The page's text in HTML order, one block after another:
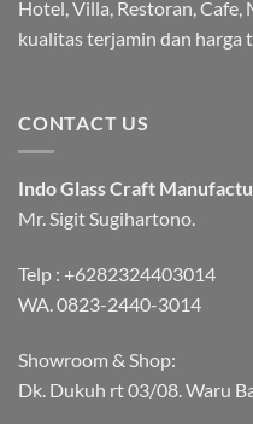
Hotel, Villa, Restoran, Cafe,
kualitas terjamin dan harga
CONTACT US
Indo Glass Craft
Mr. Sigit Sugihartono.
Telp : +6282324403014
WA.0823-2440-3014
Showroom & Shop:
Dk. Dukuh rt 03/08. Waru